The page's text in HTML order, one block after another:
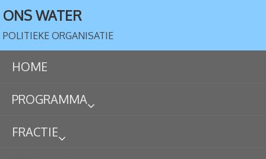
ONS WATER
POLITIEKE ORGANISATIE
HOME
PROGRAMMA
FRACTIE